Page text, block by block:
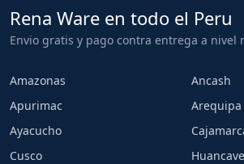
Rena Ware en todo el Peru
Envio gratis y pago contra entrega a nivel
Amazonas
Ancash
Apurimac
Arequipa
Ayacucho
Cusco